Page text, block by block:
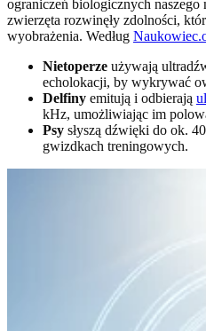
ograniczeń biologicznych naszego
zwierzęta rozwinęły zdolności,
wyobrażenia. Według
Nietoperze używają
echolokacji, by wykrywać
Delfiny emitują i odbierają
kHz, umożliwiając im
Psy słyszą dźwięki do ok.
gwizdkach treningowych.